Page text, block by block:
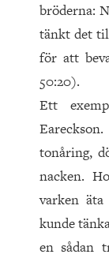
bröderna:
tänkt det
för att
50:20).
Ett
tonåring,
nacken.
varken
kunde
en sådan